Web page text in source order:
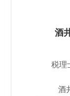
酒
税理
酒